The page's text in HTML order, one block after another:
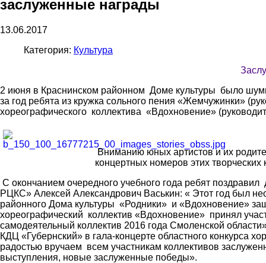
заслуженные награды
13.06.2017
Категория: Культура
2 июня в Краснинском районном Доме культуры было
за год ребята из кружка сольного пения «Жемчужинки»
хореографического коллектива «Вдохновение»
Вниманию юных артистов и их
концертных номеров этих творческих
С окончанием очередного учебного года ребят
РЦКС» Алексей Александрович Васькин: « Этот год был
районного Дома культуры «Родники» и «Вдохновение»
хореографический коллектив «Вдохновение» принял
самодеятельный коллектив 2016 года Смоленской
КДЦ «Губернский» в гала-концерте областного конкурса
радостью вручаем всем участникам коллективов
выступления, новые заслуженные победы».